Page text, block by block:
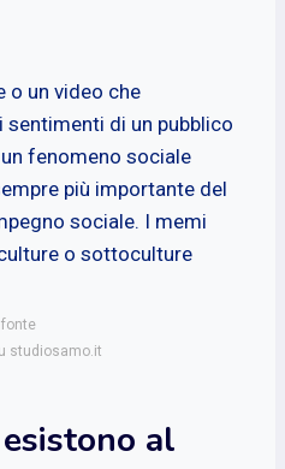
o un video che
sentimenti di un pubblico
fenomeno sociale
più importante del
sociale. I memi
o sottoculture
studiosamo.it
al